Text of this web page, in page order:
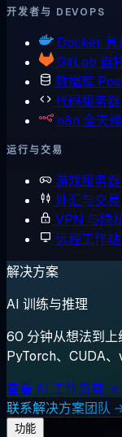
开发者与 DEVOPS
Docker 具
GitLab 自
数据库
代码服务器
n8n 全天
运行与交易
游戏服务器
外汇与交易
VPN 与隐
远程工作站
解决方案
AI 训练与推理
60 分钟从想法到上
PyTorch、CUDA、
查看 AI 工作负载 →
联系解决方案团队